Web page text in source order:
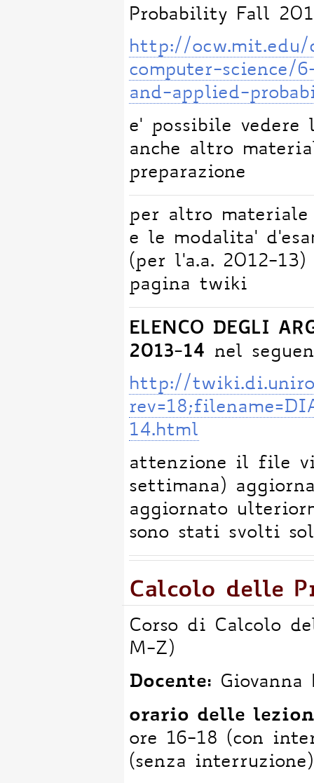
Probability Fall
http://ocw.mit.edu/
computer-science/
and-applied-
e' possibile vedere
anche altro
preparazione
per altro materiale
e le modalita'
(per l'a.a. 2012-
pagina twiki
ELENCO DEGLI
2013-14 nel
http://
14.html
attenzione il file
settimana)
aggiornato
sono stati svolti
Calcolo delle
Corso di Calcolo
M-Z)
Docente: Giovanna
orario delle
ore 16-18 (con
(senza